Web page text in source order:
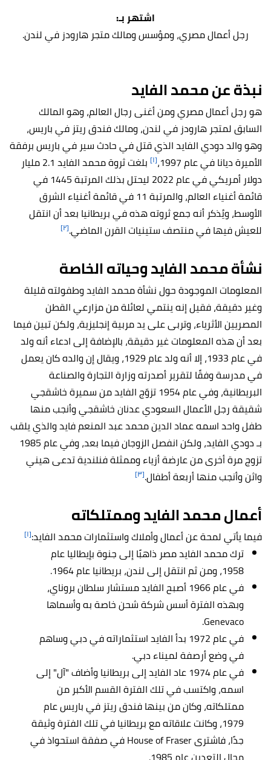
:اشتهر بـ
.رجل أعمال مصري، ومؤسس ومالك متجر هارودز في لندن
نبذة عن محمد الفايد
هو رجل أعمال مصري ومن أغنى رجال العالم، وهو المالك
السابق لمتجر هارودز في لندن، ومالك فندق ريتز في باريس،
وهو والد دودي الفايد الذي قتل في حادث سير في باريس برفقة
الأميرة ديانا في عام 1997،
[١]
بلغت ثروة محمد الفايد 2.1 مليار
دولار أمريكي في عام 2022 ليحتل بذلك المرتبة 1445 في
قائمة أغنياء العالم، والمرتبة 11 في قائمة أغنياء الشرق
الأوسط، ويُذكر أنه جمع ثروته هذه في بريطانيا بعد أن انتقل
للعيش فيها في منتصف ستينيات القرن الماضي.[٢]
نشأة محمد الفايد وحياته الخاصة
المعلومات الموجودة حول نشأة محمد الفايد وطفولته قليلة
وغير دقيقة، فقيل إنه ينتمي لعائلة من مزارعي القطن
المصريين الأثرياء، وتربى على يد مربية إنجليزية، ولكن تبين فيما
بعد أن هذه المعلومات غير دقيقة، بالإضافة إلى ادعاء أنه ولد
في عام 1933، إلا أنه ولد عام 1929، ويقال إن والده كان يعمل
في مدرسة وفقًا لتقرير أصدرته وزارة التجارة والصناعة
البريطانية، وفي عام 1954 تزوّج الفايد من سميرة خاشقجي
شقيقة رجل الأعمال السعودي عدنان خاشقجي وأنجب منها
طفل واحد اسمه عماد الدين محمد عبد المنعم فايد والذي يلقب
بـ دودي الفايد، ولكن انفصل الزوجان فيما بعد، وفي عام 1985
تزوج مرة أخرى من عارضة أزياء وممثلة فنلندية تدعى هيني
واثن وأنجب منها أربعة أطفال.[٣]
أعمالمحمد الفايد وممتلكاته
فيما يأتي لمحة عن أعمال وأملاك واستثمارات محمد الفايد:[١]
ترك محمد الفايد مصر ذاهبًا إلى جنوة بإيطاليا عام
1958، ومن ثم انتقل إلى لندن، بريطانيا عام 1964.
في عام 1966 أصبح الفايد مستشار سلطان بروناي،
وبهذه الفترة أسس شركة شحن خاصة به وأسماها
Genevaco.
في عام 1972 بدأ الفايد استثماراته في دبي وساهم
في وضع أرصفة لميناء دبي.
في عام 1974 عاد الفايد إلى بريطانيا وأضاف "آل" إلى
اسمه، واكتسب في تلك الفترة القسم الأكبر من
ممتلكاته، وكان من بينها فندق ريتز في باريس عام
1979، وكانت علاقاته مع بريطانيا في تلك الفترة وثيقة
جدًا، فاشترى House of Fraser في صفقة استحواذ في